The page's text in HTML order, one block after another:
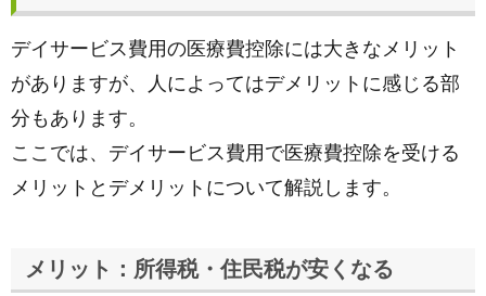
デイサービス費用の医療費控除には大きなメリット
がありますが、人によってはデメリットに感じる部
分もあります。
ここでは、デイサービス費用で医療費控除を受ける
メリットとデメリットについて解説します。
メリット：所得税・住民税が安くなる